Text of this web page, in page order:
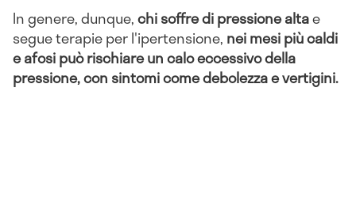
In genere, dunque,chi soffre di pressione altae
segue terapie per l'ipertensione, nei mesi più caldi
e afosi può rischiare un calo eccessivo della
pressione, con sintomi come debolezza e vertigini.